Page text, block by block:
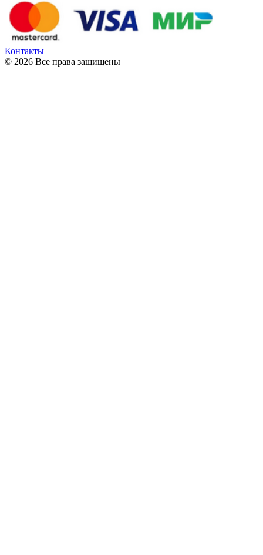
Контакты
© 2026 Все права защищены